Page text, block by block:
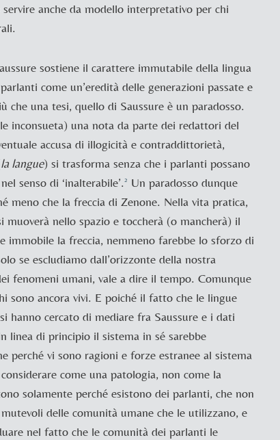
anche da modello interpretativo per chi
sostiene il carattere immutabile della lingua
come un’eredità delle generazioni passate e
che una tesi, quello di Saussure è un paradosso.
inconsueta) una nota da parte dei redattori del
accusa di illogicità e contraddittorietà,
la langue) si trasforma senza che i parlanti possano
senso di ‘inalterabile’. 2
Un paradosso dunque
meno che la freccia di Zenone. Nella vita pratica,
nello spazio e toccherà (o mancherà) il
immobile la freccia, nemmeno farebbe lo sforzo di
se escludiamo dall’orizzonte della nostra
fenomeni umani, vale a dire il tempo. Comunque
sono ancora vivi. E poiché il fatto che le lingue
hanno cercato di mediare fra Saussure e i dati
linea di principio il sistema in sé sarebbe
perché vi sono ragioni e forze estranee al sistema
come una patologia, non come la
solamente perché esistono dei parlanti, che non
delle comunità umane che le utilizzano, e
nel fatto che le comunità dei parlanti le